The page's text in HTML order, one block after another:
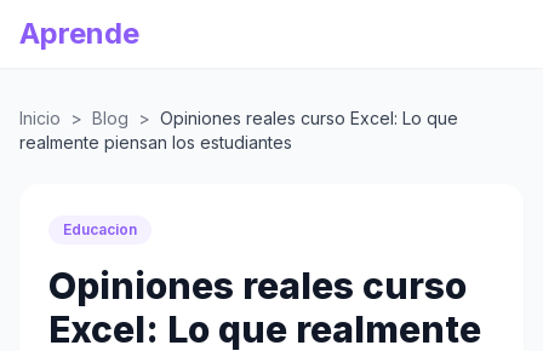
Aprende
Inicio > Blog > Opiniones reales curso Excel: Lo que
realmente piensan los estudiantes
Educacion
Opiniones reales curso
Excel: Lo que realmente